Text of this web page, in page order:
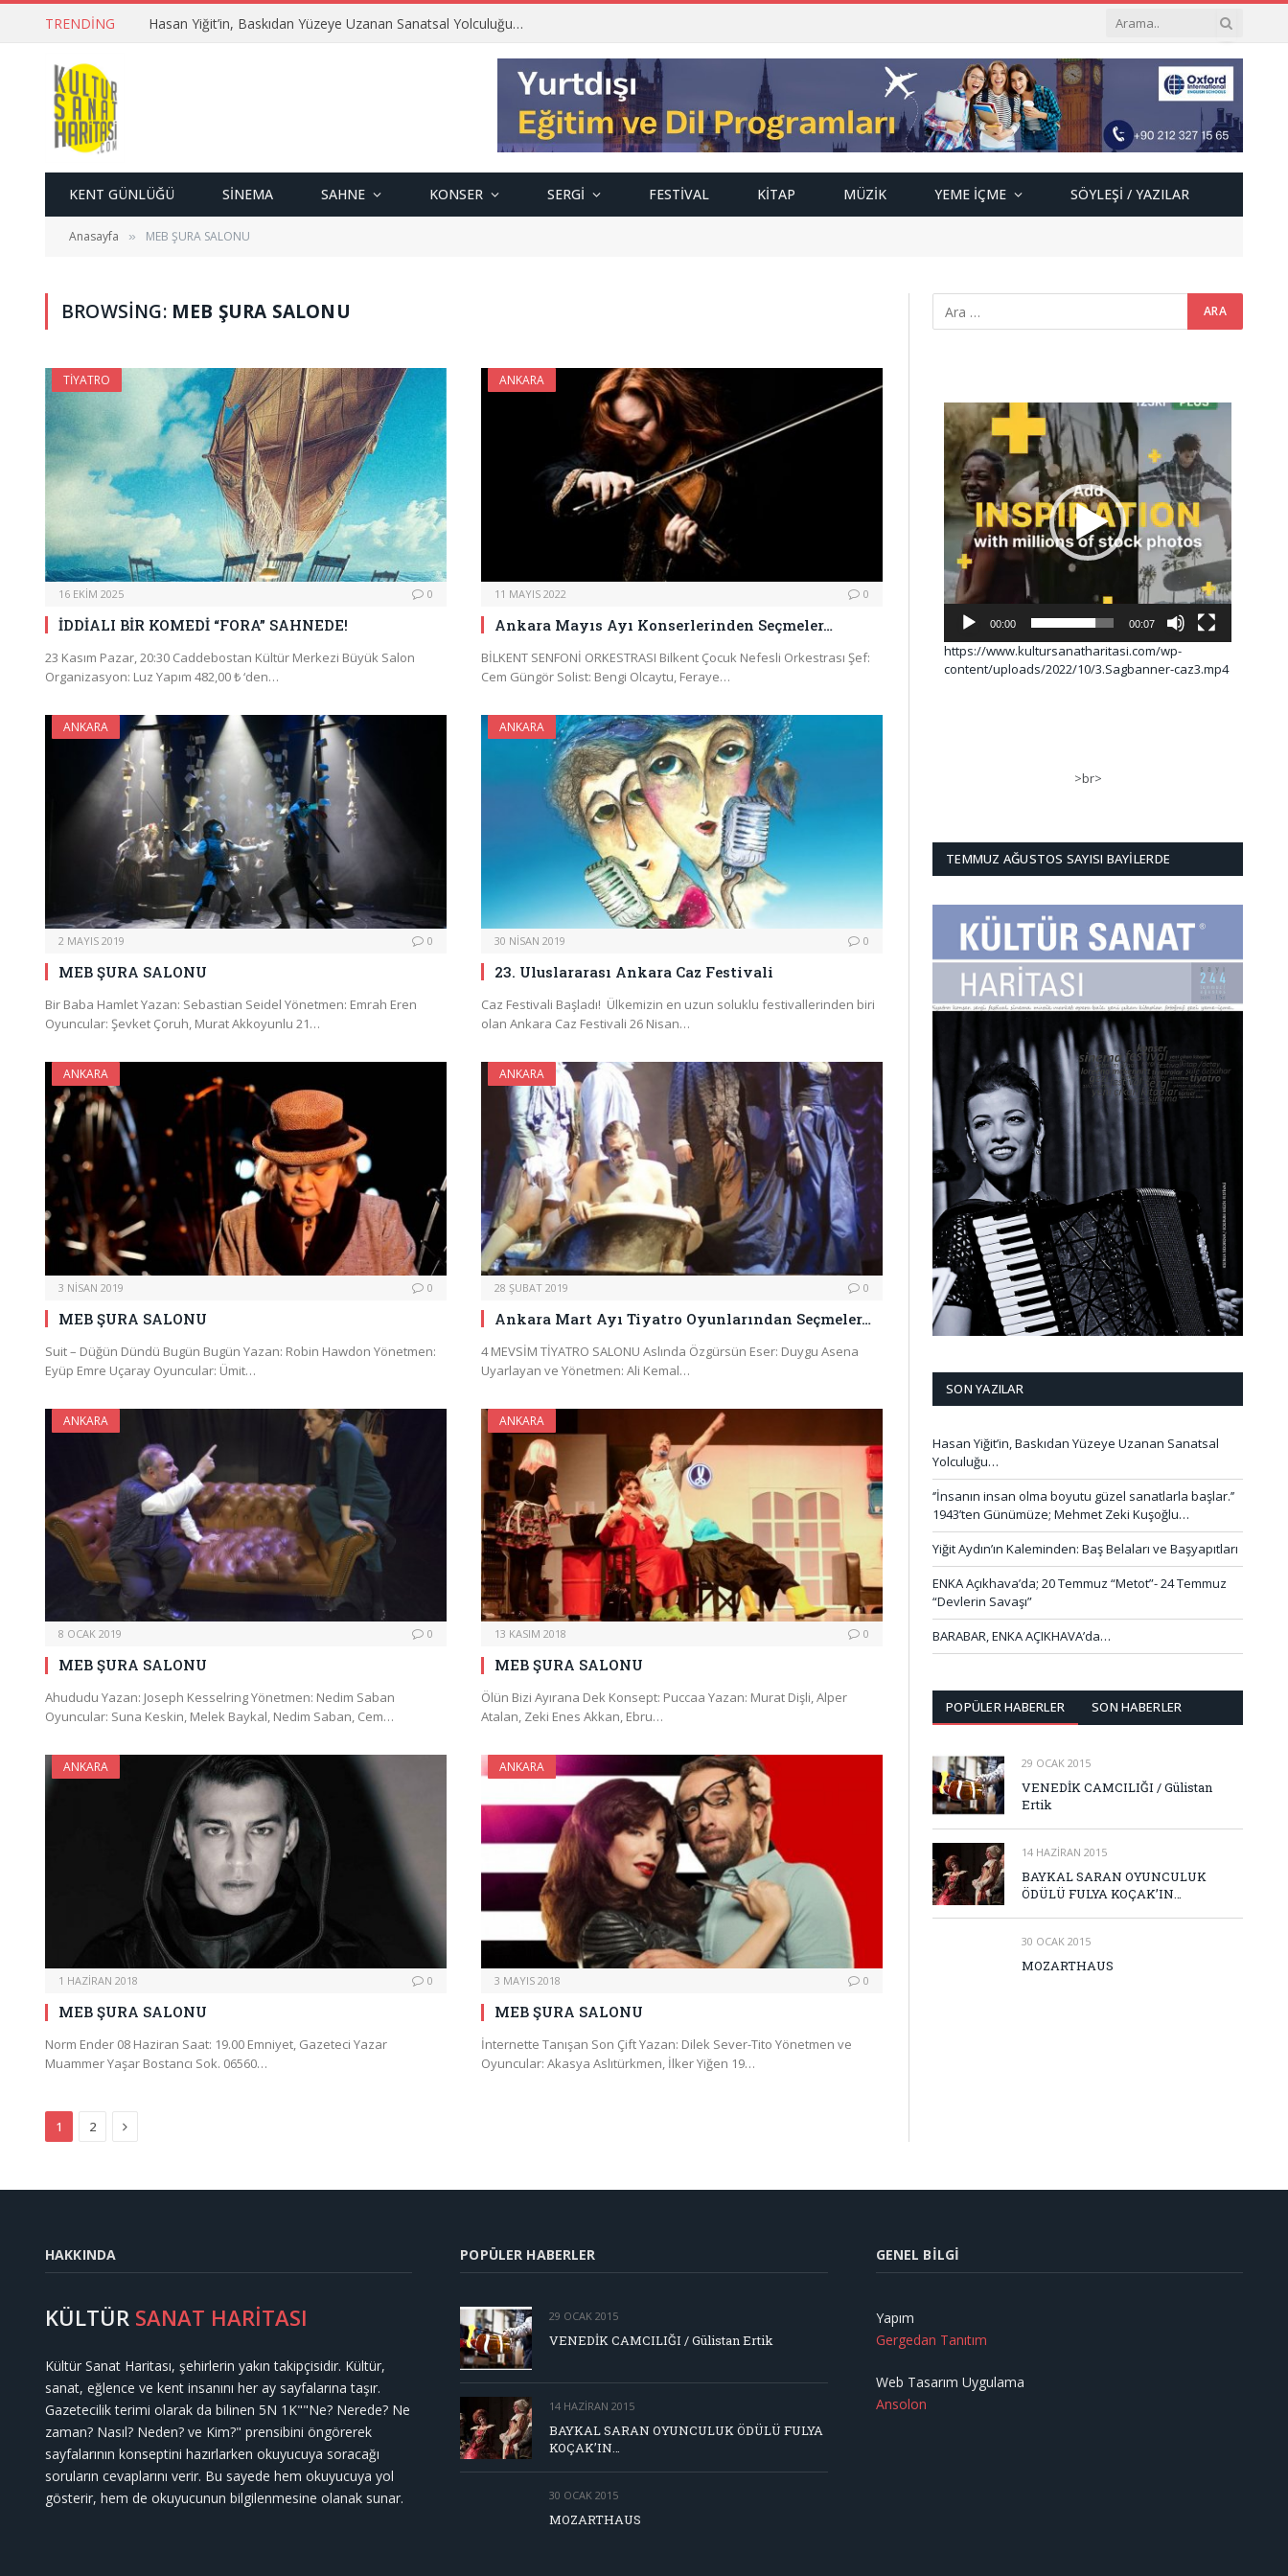
TRENDING Hasan Yiğit’in, Baskıdan Yüzeye Uzanan Sanatsal Yolculuğu…
KENT GÜNLÜĞÜ SINEMA SAHNE KONSER SERGI FESTIVAL KITAP MÜZIK YEME İÇME SÖYLEŞI / YAZILAR
Anasayfa » MEB ŞURA SALONU
BROWSING: MEB ŞURA SALONU
TIYATRO
16 EKIM 2025 0
İDDİALI BİR KOMEDİ “FORA” SAHNEDE!
23 Kasım Pazar, 20:30 Caddebostan Kültür Merkezi Büyük Salon
Organizasyon: Luz Yapım 482,00 ₺ ‘den…
ANKARA
11 MAYIS 2022 0
Ankara Mayıs Ayı Konserlerinden Seçmeler…
BİLKENT SENFONİ ORKESTRASI Bilkent Çocuk Nefesli Orkestrası Şef:
Cem Güngör Solist: Bengi Olcaytu, Feraye…
ANKARA
2 MAYIS 2019 0
MEB ŞURA SALONU
Bir Baba Hamlet Yazan: Sebastian Seidel Yönetmen: Emrah Eren
Oyuncular: Şevket Çoruh, Murat Akkoyunlu 21…
ANKARA
30 NISAN 2019 0
23. Uluslararası Ankara Caz Festivali
Caz Festivali Başladı! Ülkemizin en uzun soluklu festivallerinden biri
olan Ankara Caz Festivali 26 Nisan…
ANKARA
3 NISAN 2019 0
MEB ŞURA SALONU
Suit – Düğün Dündü Bugün Bugün Yazan: Robin Hawdon Yönetmen:
Eyüp Emre Uçaray Oyuncular: Ümit…
ANKARA
28 ŞUBAT 2019 0
Ankara Mart Ayı Tiyatro Oyunlarından Seçmeler…
4 MEVSİM TİYATRO SALONU Aslında Özgürsün Eser: Duygu Asena
Uyarlayan ve Yönetmen: Ali Kemal…
ANKARA
8 OCAK 2019 0
MEB ŞURA SALONU
Ahududu Yazan: Joseph Kesselring Yönetmen: Nedim Saban
Oyuncular: Suna Keskin, Melek Baykal, Nedim Saban, Cem…
ANKARA
13 KASIM 2018 0
MEB ŞURA SALONU
Ölün Bizi Ayırana Dek Konsept: Puccaa Yazan: Murat Dişli, Alper
Atalan, Zeki Enes Akkan, Ebru…
ANKARA
1 HAZIRAN 2018 0
MEB ŞURA SALONU
Norm Ender 08 Haziran Saat: 19.00 Emniyet, Gazeteci Yazar
Muammer Yaşar Bostancı Sok. 06560…
ANKARA
3 MAYIS 2018 0
MEB ŞURA SALONU
İnternette Tanışan Son Çift Yazan: Dilek Sever-Tito Yönetmen ve
Oyuncular: Akasya Aslıtürkmen, İlker Yiğen 19…
1 2 Next
Video
oynatıcı
00:00 00:07
https://www.kultursanatharitasi.com/wp-
content/uploads/2022/10/3.Sagbanner-caz3.mp4
>br>
TEMMUZ AĞUSTOS SAYISI BAYILERDE
SON YAZILAR
Hasan Yiğit’in, Baskıdan Yüzeye Uzanan Sanatsal
Yolculuğu…
‘’İnsanın insan olma boyutu güzel sanatlarla başlar.’’
1943’ten Günümüze; Mehmet Zeki Kuşoğlu…
Yiğit Aydın’ın Kaleminden: Baş Belaları ve Başyapıtları
ENKA Açıkhava’da; 20 Temmuz “Metot”- 24 Temmuz
“Devlerin Savaşı”
BARABAR, ENKA AÇIKHAVA’da…
POPÜLER HABERLER SON HABERLER
29 OCAK 2015
VENEDİK CAMCILIĞI / Gülistan
Ertik
14 HAZIRAN 2015
BAYKAL SARAN OYUNCULUK
ÖDÜLÜ FULYA KOÇAK’IN…
30 OCAK 2015
MOZARTHAUS
HAKKINDA
KÜLTÜR SANAT HARİTASI
Kültür Sanat Haritası, şehirlerin yakın takipçisidir. Kültür,
sanat, eğlence ve kent insanını her ay sayfalarına taşır.
Gazetecilik terimi olarak da bilinen 5N 1K""Ne? Nerede? Ne
zaman? Nasıl? Neden? ve Kim?" prensibini öngörerek
sayfalarının konseptini hazırlarken okuyucuya soracağı
soruların cevaplarını verir. Bu sayede hem okuyucuya yol
gösterir, hem de okuyucunun bilgilenmesine olanak sunar.
POPÜLER HABERLER
29 OCAK 2015
VENEDİK CAMCILIĞI / Gülistan Ertik
14 HAZIRAN 2015
BAYKAL SARAN OYUNCULUK ÖDÜLÜ FULYA
KOÇAK’IN…
30 OCAK 2015
MOZARTHAUS
GENEL BILGI
Yapım
Gergedan Tanıtım
Web Tasarım Uygulama
Ansolon